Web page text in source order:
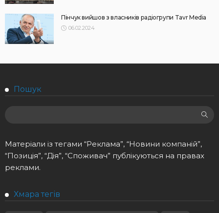
Пінчук вийшов з власників радіогрупи Tavr Media
06.02.2024
Пошук
Матеріали із тегами “Реклама”, “Новини компаній”,
“Позиція”, “Дія”, “Споживач” публікуються на правах
реклами.
Хмара тегів